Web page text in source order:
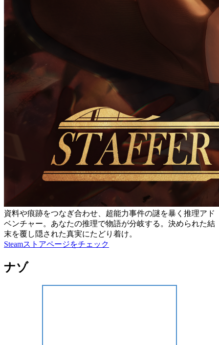
資料や痕跡をつなぎ合わせ、超能力事件の謎を暴く推理アド
ベンチャー。あなたの推理で物語が分岐する。決められた結
末を覆し隠された真実にたどり着け。
Steamストアページをチェック
ナゾ